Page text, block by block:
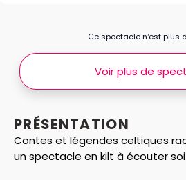
PRÉSENTATION
Contes et légendes celtiques
un spectacle en kilt à écouter
Ce spectacle n’est plus
Voir plus de